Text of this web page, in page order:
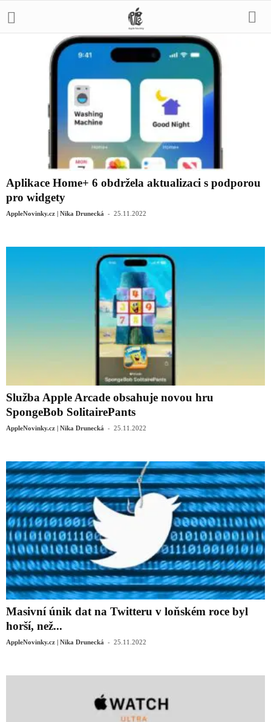
Aplikace Home+ 6 obdržela aktualizaci s podporou
pro widgety
AppleNovinky.cz | Nika Drunecká - 25.11.2022
Služba Apple Arcade obsahuje novou hru
SpongeBob SolitairePants
AppleNovinky.cz | Nika Drunecká - 25.11.2022
Masivní únik dat na Twitteru v loňském roce byl
horší, než...
AppleNovinky.cz | Nika Drunecká - 25.11.2022